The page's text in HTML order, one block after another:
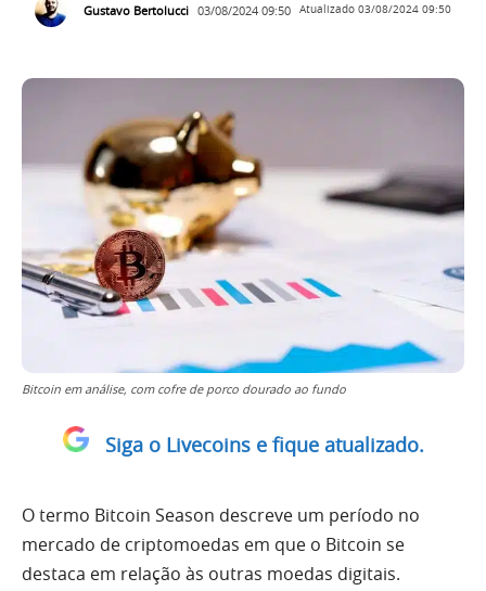
Gustavo Bertolucci 03/08/2024 09:50 Atualizado 03/08/2024 09:50
Bitcoin em análise, com cofre de porco dourado ao fundo
Siga o Livecoins e fique atualizado.
O termo Bitcoin Season descreve um período no
mercado de criptomoedas em que o Bitcoin se
destaca em relação às outras moedas digitais.